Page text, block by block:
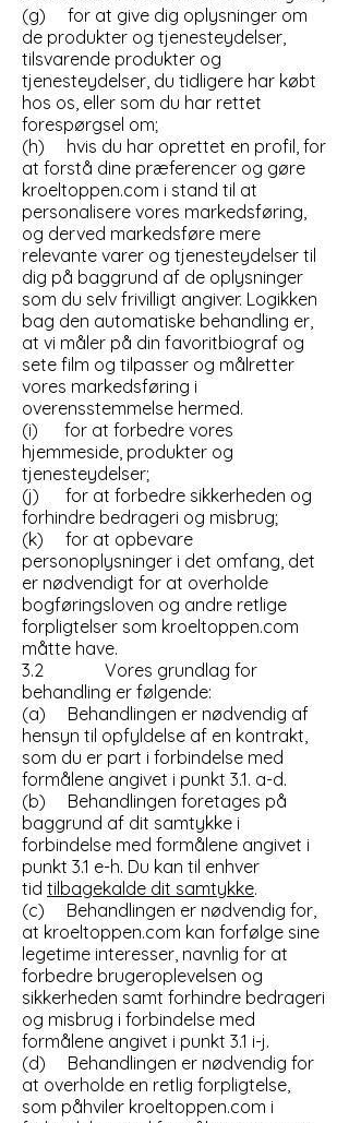
(g) for at give dig oplysninger om
de produkter og tjenesteydelser,
tilsvarende produkter og
tjenesteydelser, du tidligere har købt
hos os, eller som du har rettet
forespørgsel om;
(h) hvis du har oprettet en profil, for
at forstå dine præferencer og gøre
kroeltoppen.com i stand til at
personalisere vores markedsføring,
og derved markedsføre mere
relevante varer og tjenesteydelser til
dig på baggrund af de oplysninger
som du selv frivilligt angiver. Logikken
bag den automatiske behandling er,
at vi måler på din favoritbiograf og
sete film og tilpasser og målretter
vores markedsføring i
overensstemmelse hermed.
(i) for at forbedre vores
hjemmeside, produkter og
tjenesteydelser;
(j) for at forbedre sikkerheden og
forhindre bedrageri og misbrug;
(k) for at opbevare
personoplysninger i det omfang, det
er nødvendigt for at overholde
bogføringsloven og andre retlige
forpligtelser som kroeltoppen.com
måtte have.
3.2 Vores grundlag for
behandling er følgende:
(a) Behandlingen er nødvendig af
hensyn til opfyldelse af en kontrakt,
som du er part i forbindelse med
formålene angivet i punkt 3.1. a-d.
(b) Behandlingen foretages på
baggrund af dit samtykke i
forbindelse med formålene angivet i
punkt 3.1 e-h. Du kan til enhver
tid tilbagekalde dit samtykke.
(c) Behandlingen er nødvendig for,
at kroeltoppen.com kan forfølge sine
legetime interesser, navnlig for at
forbedre brugeroplevelsen og
sikkerheden samt forhindre bedrageri
og misbrug i forbindelse med
formålene angivet i punkt 3.1 i-j.
(d) Behandlingen er nødvendig for
at overholde en retlig forpligtelse,
som påhviler kroeltoppen.com i